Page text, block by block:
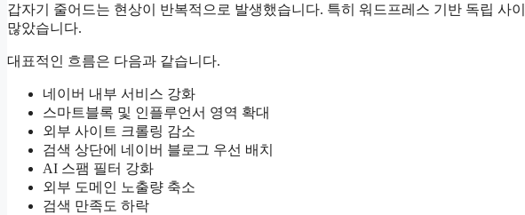
갑자기 줄어드는 현상이 반복적으로 발생했습니다. 특히 워드프레스 기반 독립 사
많았습니다.
대표적인 흐름은 다음과 같습니다.
네이버 내부 서비스 강화
스마트블록 및 인플루언서 영역 확대
외부 사이트 크롤링 감소
검색 상단에 네이버 블로그 우선 배치
AI 스팸 필터 강화
외부 도메인 노출량 축소
검색 만족도 하락